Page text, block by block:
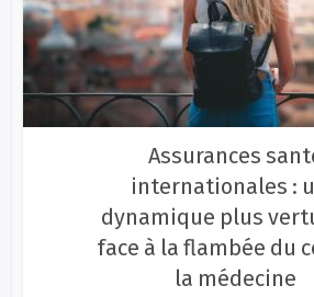
Assurances
internationales :
dynamique plus
face à la flambée du
la médecine